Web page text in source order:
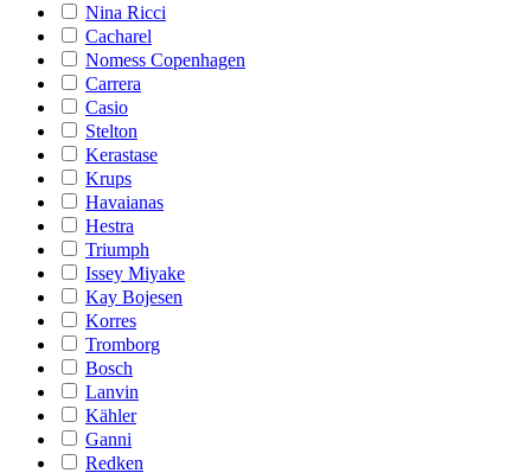
Nina Ricci
Cacharel
Nomess Copenhagen
Carrera
Casio
Stelton
Kerastase
Krups
Havaianas
Hestra
Triumph
Issey Miyake
Kay Bojesen
Korres
Tromborg
Bosch
Lanvin
Kähler
Ganni
Redken